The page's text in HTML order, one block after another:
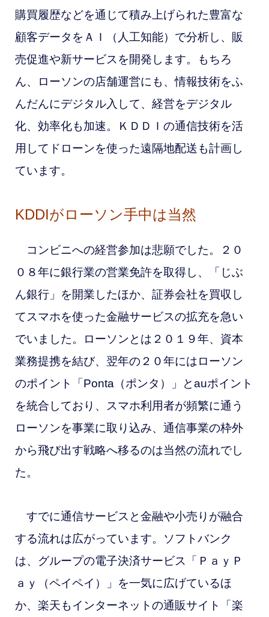
購買履歴などを通じて積み上げられた豊富な
顧客データをＡＩ（人工知能）で分析し、販
売促進や新サービスを開発します。もちろ
ん、ローソンの店舗運営にも、情報技術をふ
んだんにデジタル入して、経営をデジタル
化、効率化も加速。ＫＤＤＩの通信技術を活
用してドローンを使った遠隔地配送も計画し
ています。
KDDIがローソン手中は当然
コンビニへの経営参加は悲願でした。
２０
０８年に銀行業の営業免許を取得し、「じぶ
ん銀行」を開業したほか、証券会社を買収し
てスマホを使った金融サービスの拡充を急い
でいました。
ローソンとは２０１９年、資本
業務提携を結び、翌年の２０年にはローソン
のポイント「Ponta（ポンタ）」とauポイント
を統合しており、スマホ利用者が頻繁に通う
ローソンを事業に取り込み、通信事業の枠外
から飛び出す戦略へ移るのは当然の流れでし
た。
すでに通信サービスと金融や小売りが融合
する流れは広がっています。ソフトバンク
は、グループの電子決済サービス「ＰａｙＰ
ａｙ（ペイペイ）」を一気に広げているほ
か、楽天もインターネットの通販サイト「楽